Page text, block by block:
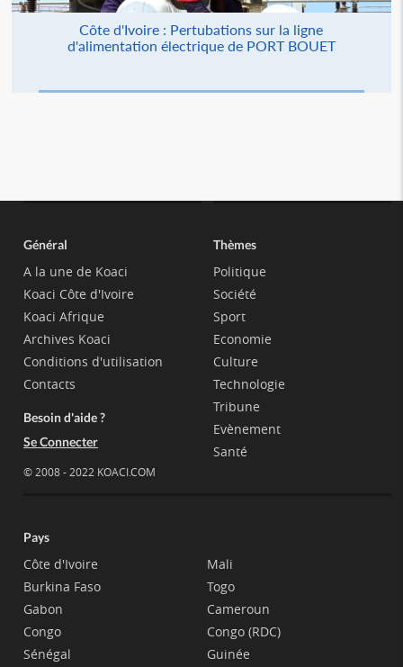
Côte d'Ivoire : Pertubations sur la ligne
d'alimentation électrique de PORT BOUET
Général
A la une de Koaci
Koaci Côte d'Ivoire
Koaci Afrique
Archives Koaci
Conditions d'utilisation
Contacts
Besoin d'aide ?
Se Connecter
© 2008 - 2022 KOACI.COM
Thèmes
Politique
Société
Sport
Economie
Culture
Technologie
Tribune
Evènement
Santé
Pays
Côte d'Ivoire
Burkina Faso
Gabon
Congo
Sénégal
Mali
Togo
Cameroun
Congo (RDC)
Guinée